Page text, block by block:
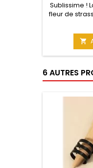
Sublissime !
fleur de
d'une
Laisser
Matière :
6 AUTRES